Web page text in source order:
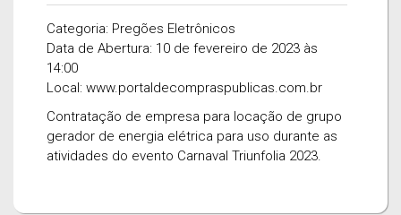
Categoria: Pregões Eletrônicos
Data de Abertura: 10 de fevereiro de 2023 às
14:00
Local: www.portaldecompraspublicas.com.br
Contratação de empresa para locação de grupo
gerador de energia elétrica para uso durante as
atividades do evento Carnaval Triunfolia 2023.